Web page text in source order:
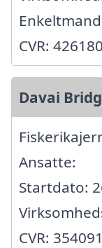
CVR:
Davai
Ansatte:
Startdato:
CVR: